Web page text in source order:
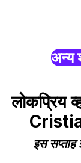
अन्य
लोकप्रिय
इस सप्ताह